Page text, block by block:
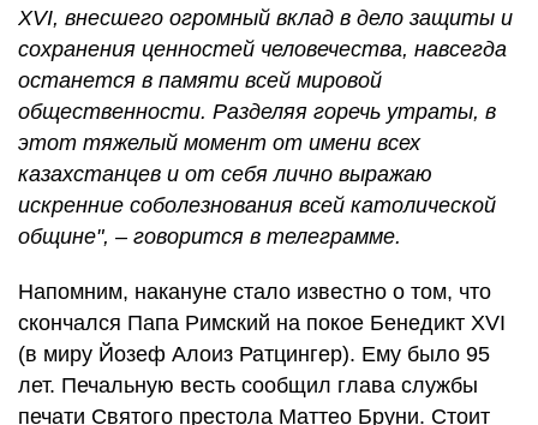
XVI, внесшего огромный вклад в дело защиты и
сохранения ценностей человечества, навсегда
останется в памяти всей мировой
общественности. Разделяя горечь утраты, в
этот тяжелый момент от имени всех
казахстанцев и от себя лично выражаю
искренние соболезнования всей католической
общине", – говорится в телеграмме.
Напомним, накануне стало известно о том, что
скончался Папа Римский на покое Бенедикт XVI
(в миру Йозеф Алоиз Ратцингер). Ему было 95
лет. Печальную весть сообщил глава службы
печати Святого престола Маттео Бруни. Стоит